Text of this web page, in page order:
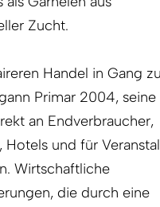
Zucht.
Handel in Gang zu
Primar 2004, seine
an Endverbraucher,
Hotels und für
Wirtschaftliche
die durch eine